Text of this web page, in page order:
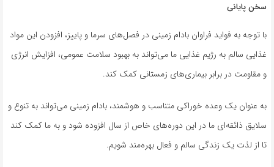
سخن پایانی
با توجه به فواید فراوان بادام زمینی در فصل‌های سرما و پاییز، افزودن این مواد
غذایی سالم به رژیم غذایی ما می‌تواند به بهبود سلامت عمومی، افزایش انرژی
و مقاومت در برابر بیماری‌های زمستانی کمک کند.
به عنوان یک وعده خوراکی متناسب و هوشمند، بادام زمینی می‌تواند به تنوع و
سلایق ذائقه‌ای ما در این دوره‌های خاص از سال افزوده شود و به ما کمک کند
تا از لذت یک زندگی سالم و فعال بهره‌مند شویم.